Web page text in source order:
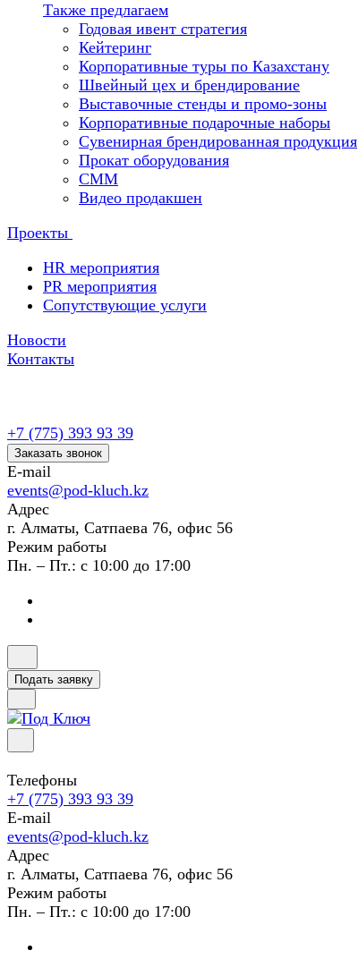
Также предлагаем
Годовая ивент стратегия
Кейтеринг
Корпоративные туры по Казахстану
Швейный цех и брендирование
Выставочные стенды и промо-зоны
Корпоративные подарочные наборы
Сувенирная брендированная продукция
Прокат оборудования
СММ
Видео продакшен
Проекты
HR мероприятия
PR мероприятия
Сопутствующие услуги
Новости
Контакты
+7 (775) 393 93 39
Заказать звонок
E-mail
events@pod-kluch.kz
Адрес
г. Алматы, Сатпаева 76, офис 56
Режим работы
Пн. – Пт.: с 10:00 до 17:00
Подать заявку
Телефоны
+7 (775) 393 93 39
E-mail
events@pod-kluch.kz
Адрес
г. Алматы, Сатпаева 76, офис 56
Режим работы
Пн. – Пт.: с 10:00 до 17:00